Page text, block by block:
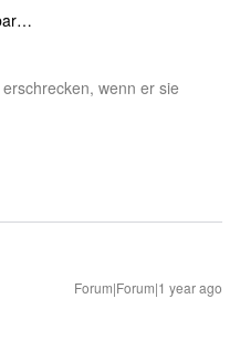
wenn er sie
Forum|Forum|1 year ago